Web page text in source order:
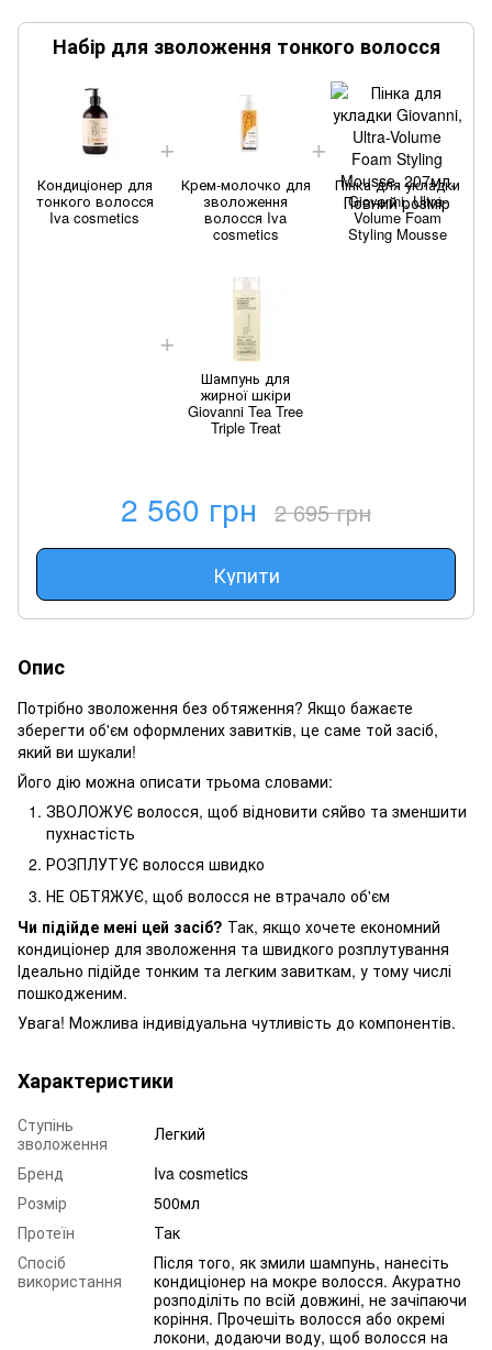
Набір для зволоження тонкого волосся
Кондиціонер для
тонкого волосся
Iva cosmetics
Крем-молочко для
зволоження
волосся Iva
cosmetics
Пінка для укладки
Giovanni, Ultra-
Volume Foam
Styling Mousse
Шампунь для
жирної шкіри
Giovanni Tea Tree
Triple Treat
2 560 грн 2 695 грн
Купити
Опис
Потрібно зволоження без обтяження? Якщо бажаєте
зберегти об'єм оформлених завитків, це саме той засіб,
який ви шукали!
Його дію можна описати трьома словами:
ЗВОЛОЖУЄ волосся, щоб відновити сяйво та зменшити
пухнастість
РОЗПЛУТУЄ волосся швидко
НЕ ОБТЯЖУЄ, щоб волосся не втрачало об'єм
Чи підійде мені цей засіб? Так, якщо хочете економний
кондиціонер для зволоження та швидкого розплутування
Ідеально підійде тонким та легким завиткам, у тому числі
пошкодженим.
Увага! Можлива індивідуальна чутливість до компонентів.
Характеристики
Ступінь
зволоження
Легкий
Бренд
Iva cosmetics
Розмір
500мл
Протеїн
Так
Спосіб
використання
Після того, як змили шампунь, нанесіть
кондиціонер на мокре волосся. Акуратно
розподіліть по всій довжині, не зачіпаючи
коріння. Прочешіть волосся або окремі
локони, додаючи воду, щоб волосся на